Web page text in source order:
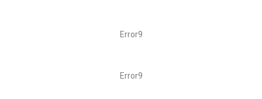
Error9
Error9